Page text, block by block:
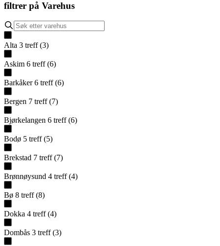
filtrer på Varehus
Alta 3 treff (3)
Askim 6 treff (6)
Barkåker 6 treff (6)
Bergen 7 treff (7)
Bjørkelangen 6 treff (6)
Bodø 5 treff (5)
Brekstad 7 treff (7)
Brønnøysund 4 treff (4)
Bø 8 treff (8)
Dokka 4 treff (4)
Dombås 3 treff (3)